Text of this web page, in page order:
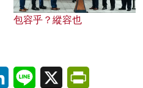
包容乎？縱容也
LinkedInLine X